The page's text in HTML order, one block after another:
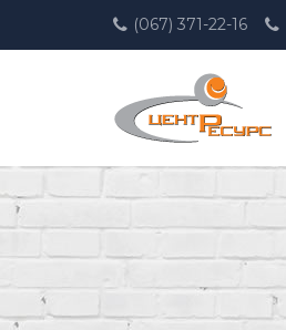
(067) 371-22-16